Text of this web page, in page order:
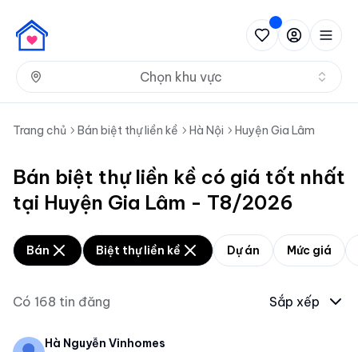
Chọn khu vực
Trang chủ Bán biệt thự liền kề Hà Nội Huyện Gia Lâm
Bán biệt thự liền kề có giá tốt nhất
tại Huyện Gia Lâm - T8/2026
Bán Biệt thự liền kề Dự án Mức giá
Có 168 tin đăng Sắp xếp
Hà Nguyễn Vinhomes